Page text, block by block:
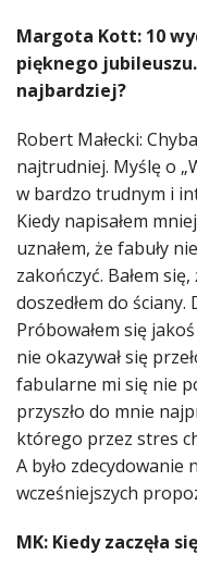
Margota Kott: 10
pięknego
najbardziej?
Robert Małecki:
najtrudniej. Myślę o
w bardzo trudnym i
Kiedy napisałem
uznałem, że fabuły
zakończyć. Bałem
doszedłem do ściany.
Próbowałem się
nie okazywał się
fabularne mi się nie
przyszło do mnie
którego przez stres
A było zdecydowanie
wcześniejszych
MK: Kiedy zaczęła